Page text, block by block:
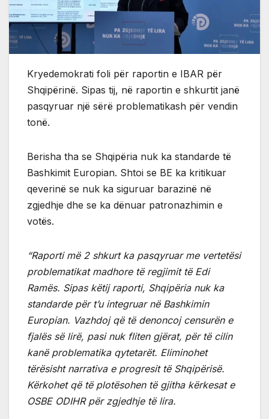
Kryedemokrati foli për raportin e IBAR për
Shqipërinë. Sipas tij, në raportin e shkurtit janë
pasqyruar një sërë problematikash për vendin
tonë.
Berisha tha se Shqipëria nuk ka standarde të
Bashkimit Europian. Shtoi se BE ka kritikuar
qeverinë se nuk ka siguruar barazinë në
zgjedhje dhe se ka dënuar patronazhimin e
votës.
“Raporti më 2 shkurt ka pasqyruar me vertetësi
problematikat madhore të regjimit të Edi
Ramës. Sipas këtij raporti, Shqipëria nuk ka
standarde për t’u integruar në Bashkimin
Europian. Vazhdoj që të denoncoj censurën e
fjalës së lirë, pasi nuk fliten gjërat, për të cilin
kanë problematika qytetarët. Eliminohet
tërësisht narrativa e progresit të Shqipërisë.
Kërkohet që të plotësohen të gjitha kërkesat e
OSBE ODIHR për zgjedhje të lira.